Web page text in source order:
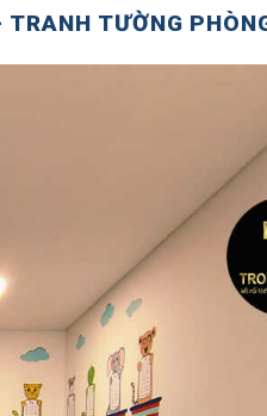
TƯỜNG